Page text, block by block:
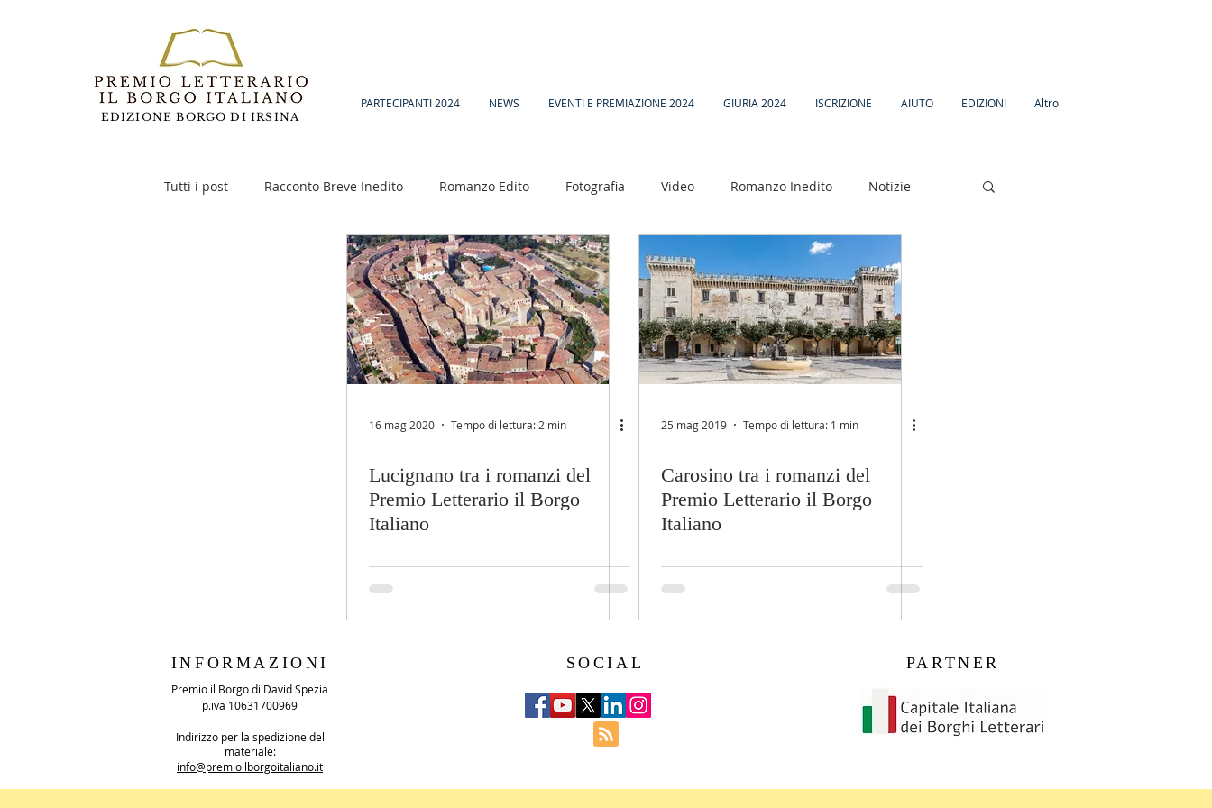
EDIZIONE BORGO DI IRSINA
PARTECIPANTI 2024 NEWS EVENTI E PREMIAZIONE 2024 GIURIA 2024 ISCRIZIONE AIUTO EDIZIONI Altro
Tutti i post Racconto Breve Inedito Romanzo Edito Fotografia Video Romanzo Inedito Notizie
Racconto Inedito 18
16 mag 2020 Tempo di lettura: 2 min
Lucignano tra i romanzi del
Premio Letterario il Borgo
Italiano
25 mag 2019 Tempo di lettura: 1 min
Carosino tra i romanzi del
Premio Letterario il Borgo
Italiano
INFORMAZIONI
Premio il Borgo di David Spezia
p.iva 10631700969
Indirizzo per la spedizione del
materiale:
info@premioilborgoitaliano.it
SOCIAL PARTNER